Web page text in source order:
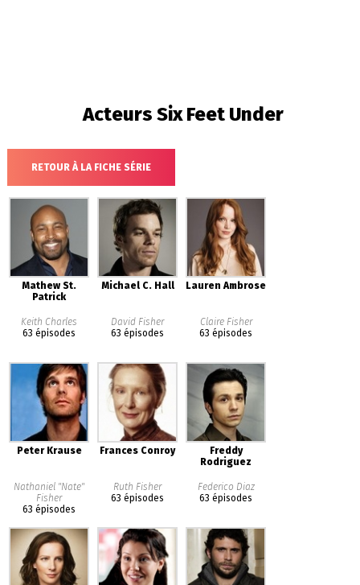
Acteurs Six Feet Under
RETOUR À LA FICHE SÉRIE
Mathew St.
Patrick
Keith Charles
63 épisodes
Michael C. Hall
David Fisher
63 épisodes
Lauren Ambrose
Claire Fisher
63 épisodes
Peter Krause
Nathaniel "Nate"
Fisher
63 épisodes
Frances Conroy
Ruth Fisher
63 épisodes
Freddy
Rodriguez
Federico Diaz
63 épisodes